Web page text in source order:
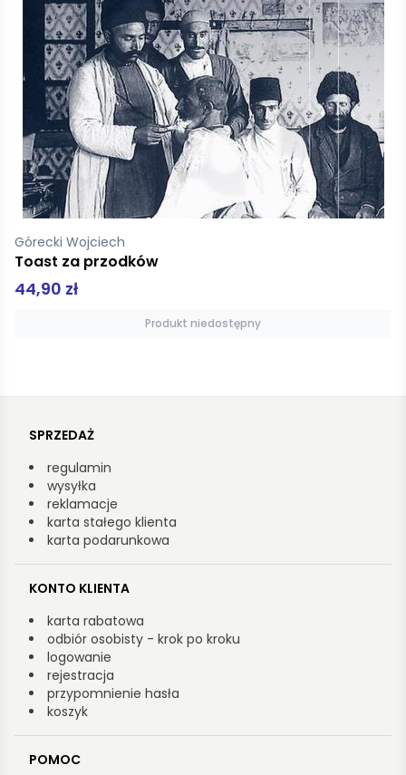
Westerman Frank
Martwa Dolina
39,00 zł
Produkt niedostępny
SPRZEDAŻ
regulamin
wysyłka
reklamacje
karta stałego klienta
karta podarunkowa
KONTO KLIENTA
karta rabatowa
odbiór osobisty - krok po kroku
logowanie
rejestracja
przypomnienie hasła
koszyk
POMOC